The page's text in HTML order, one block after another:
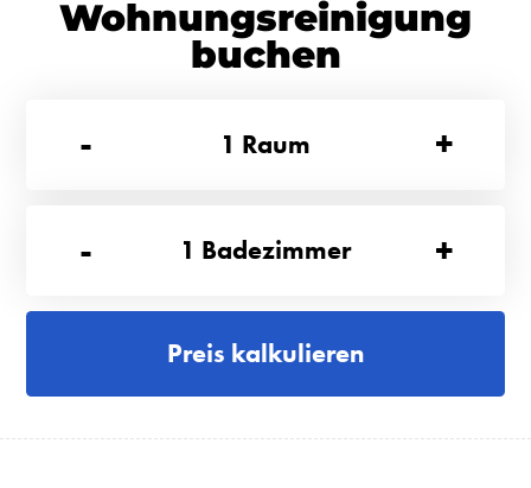
Wohnungsreinigung
buchen
-
1 Raum +
- 1 Badezimmer +
Preis kalkulieren